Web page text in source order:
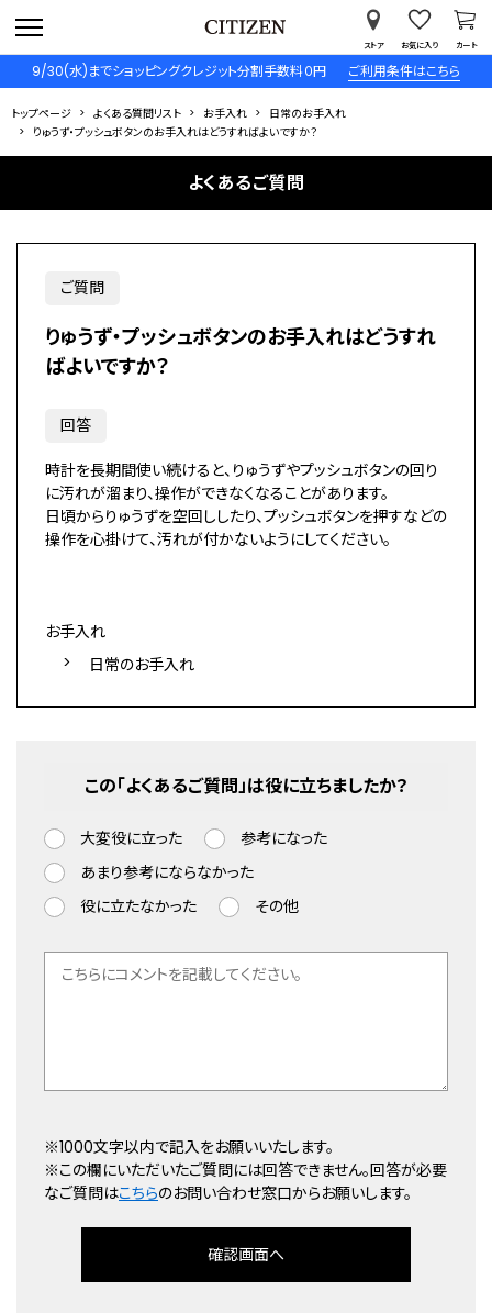
9/30(水)までショッピングクレジット分割手数料０円 ご利用条件はこちら
ストア お気に入り カート
トップページ よくある質問リスト お手入れ
日常のお手入れ
りゅうず・プッシュボタンのお手入れはどうすればよいですか？
よくあるご質問
ご質問
りゅうず・プッシュボタンのお手入れはどうすれ
ばよいですか？
回答
時計を長期間使い続けると、りゅうずやプッシュボタンの回り
に汚れが溜まり、操作ができなくなることがあります。
日頃からりゅうずを空回ししたり、プッシュボタンを押すなどの
操作を心掛けて、汚れが付かないようにしてください。
お手入れ
日常のお手入れ
この「よくあるご質問」は役に立ちましたか？
大変役に立った
参考になった
あまり参考にならなかった
役に立たなかった
その他
※1000文字以内で記入をお願いいたします。
※この欄にいただいたご質問には回答できません。回答が必要
なご質問はこちらのお問い合わせ窓口からお願いします。
確認画面へ